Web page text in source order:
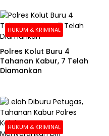
HUKUM & KRIMINAL
Polres Kolut Buru 4
Tahanan Kabur, 7 Telah
Diamankan
HUKUM & KRIMINAL